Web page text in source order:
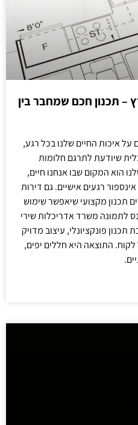
– תכנון חכם שמחבר בין
על איכות החיים שלנו בכל רגע,
שיודעת לתרגם חלומות
הוא המקום שבו אנחנו חיים,
רגעים אישיים. גם דירות
תכנון מקצועי שיאפשר שימוש
לתמונה משרד אדריכלות שירי
פונקציונלי, עיצוב מדויק
התוצאה היא חללים יפים,